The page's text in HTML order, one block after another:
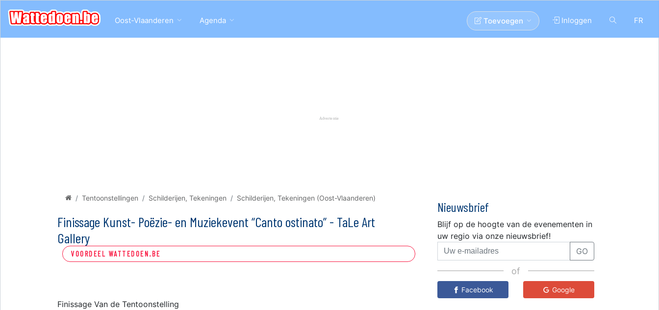
Oost-Vlaanderen Agenda FR
Inloggen
Toevoegen
Tentoonstellingen Schilderijen, Tekeningen Schilderijen, Tekeningen (Oost-Vlaanderen)
Finissage Kunst- Poëzie- en Muziekevent “Canto ostinato” - TaLe Art
Gallery
VOORDEEL WATTEDOEN.BE
Finissage Van de Tentoonstelling
Nieuwsbrief
Blijf op de hoogte van de evenementen in
uw regio via onze nieuwsbrief!
GO
of
Facebook Google